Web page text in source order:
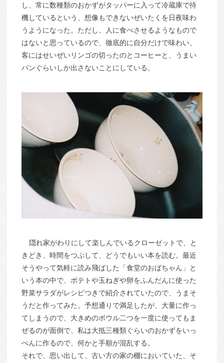
し、常に数種類のおかずがタッパーに入って冷蔵庫で待
機しているという、想像もできないぜいたくを日夜味わ
うようになった。ただし、人に食べさせるようなもので
はないと思っているので、徹底的に自分だけで味わい、
客にはせいぜいリンゴの切ったのとコーヒーと、うまい
パンぐらいしか出さないことにしている。
隠れ家がわりにして楽しんでいるクローゼットで、と
きどき、時間をつぶして、どうでもいい本を読む。最近
そうやって気軽に読み飛ばした「食堂のおばちゃん」と
いう本の中で、ポテトや玉ねぎや卵をふんだんに使った
野菜サラダがレシピつきで紹介されていたので、うまそ
うだと作ってみた。予想通りで満足したが、大量に作っ
てしまうので、大きめのボウル二つを一度に使ってもま
ぜるのが面倒で、私は大抵三種類ぐらいのおかずをいっ
ぺんに作るので、何かと手順が混乱する。
それで、思い出して、古い方の家の棚においていた、そ